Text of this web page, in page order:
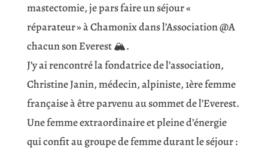
mastectomie, je pars faire un séjour «
réparateur » à Chamonix dans l’Association @A
chacun son Everest 🏔️.
J’y ai rencontré la fondatrice de l’association,
Christine Janin, médecin, alpiniste, 1ère femme
française à être parvenu au sommet de l’Everest.
Une femme extraordinaire et pleine d’énergie
qui confit au groupe de femme durant le séjour :